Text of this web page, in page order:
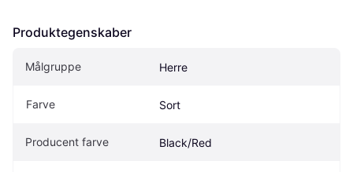
Produktegenskaber
Målgruppe Herre
Farve Sort
Producent farve Black/Red